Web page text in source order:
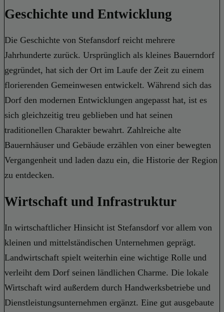
Geschichte und Entwicklung
Die Geschichte von Stefansdorf reicht mehrere
Jahrhunderte zurück. Ursprünglich als kleines Bauerndorf
gegründet, hat sich der Ort im Laufe der Zeit zu einem
florierenden Gemeinwesen entwickelt. Während sich das
Dorf den modernen Entwicklungen angepasst hat, ist es
sich gleichzeitig treu geblieben und hat seinen
traditionellen Charakter bewahrt. Zahlreiche alte
Bauernhäuser und Gebäude erzählen von einer bewegten
Vergangenheit und laden dazu ein, die Historie der Region
zu entdecken.
Wirtschaft und Infrastruktur
In wirtschaftlicher Hinsicht ist Stefansdorf vor allem von
kleinen und mittelständischen Unternehmen geprägt.
Landwirtschaft spielt weiterhin eine wichtige Rolle und
verleiht dem Dorf seinen ländlichen Charme. Die lokale
Wirtschaft wird außerdem durch Handwerksbetriebe und
Dienstleistungsunternehmen ergänzt. Eine gut ausgebaute